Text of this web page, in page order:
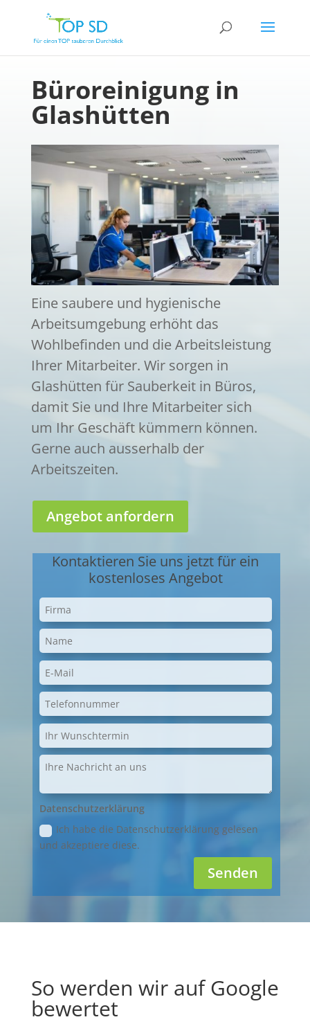
Büroreinigung in
Glashütten
Eine saubere und hygienische
Arbeitsumgebung erhöht das
Wohlbefinden und die Arbeitsleistung
Ihrer Mitarbeiter. Wir sorgen in
Glashütten für Sauberkeit in Büros,
damit Sie und Ihre Mitarbeiter sich
um Ihr Geschäft kümmern können.
Gerne auch ausserhalb der
Arbeitszeiten.
Angebot anfordern
Kontaktieren Sie uns jetzt für ein
kostenloses Angebot
Datenschutzerklärung
Ich habe die Datenschutzerklärung gelesen
und akzeptiere diese.
Senden
So werden wir auf Google
bewertet